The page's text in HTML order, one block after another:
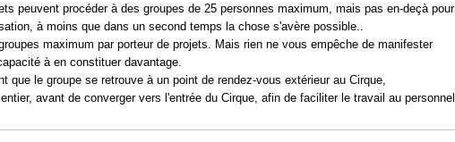
peuvent procéder à des groupes de 25 personnes maximum, mais pas en-deçà pour
à moins que dans un second temps la chose s'avère possible..
maximum par porteur de projets. Mais rien ne vous empêche de manifester
à en constituer davantage.
que le groupe se retrouve à un point de rendez-vous extérieur au Cirque,
avant de converger vers l'entrée du Cirque, afin de faciliter le travail au personnel